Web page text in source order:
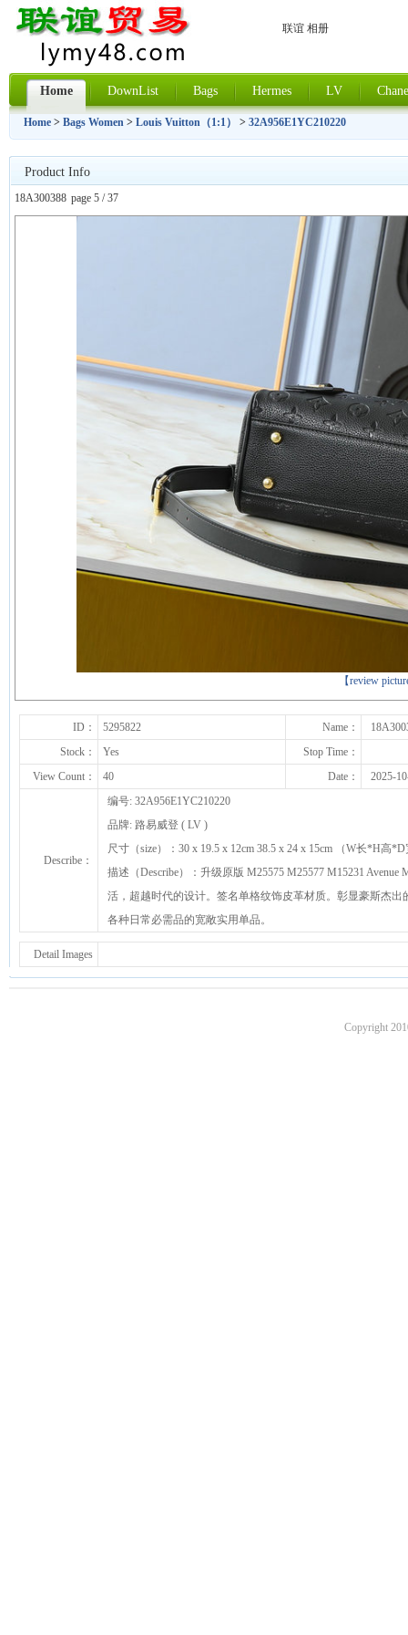
联谊 相册
Home DownList Bags Hermes LV
Home > Bags Women > Louis Vuitton（1:1） > 32A956E1YC210220
Product Info
18A300388 page 5 / 37
【review
上一张
ID： 5295822 Name：
Stock：
Yes
Stop Time：
View Count：
40 Date： 2025-
Describe：
编号: 32A956E1YC210220
品牌: 路易威登 ( LV )
尺寸（size）：30 x 19.5 x 12cm 38.5 x 24 x 15cm （W长*H高*D
描述（Describe）：升级原版 M25575 M25577 M15231
活，超越时代的设计。签名单格纹饰皮革材质。彰显豪斯杰
各种日常必需品的宽敞实用单品。
Detail Images
Copyright